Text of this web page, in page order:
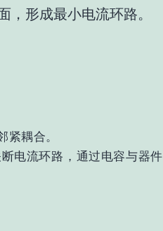
，形成最小电流环路‌。
紧耦合。
电流环路‌，通过电容与器件